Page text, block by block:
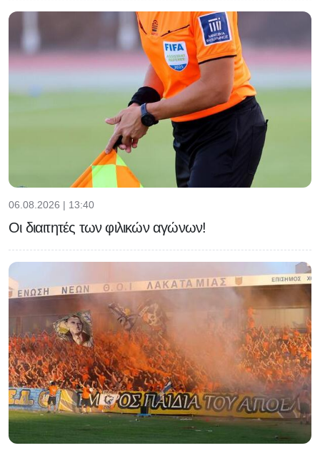
06.08.2026 | 13:40
Οι διαιτητές των φιλικών αγώνων!